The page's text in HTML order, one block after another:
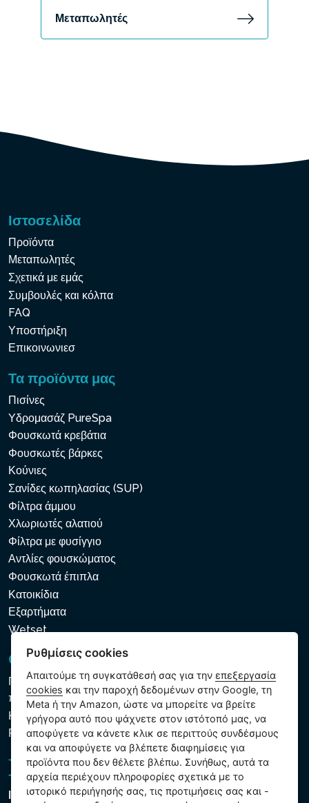
Μεταπωλητές
Ιστοσελίδα
Προϊόντα
Μεταπωλητές
Σχετικά με εμάς
Συμβουλές και κόλπα
FAQ
Υποστήριξη
Επικοινωνιεσ
Τα προϊόντα μας
Πισίνες
Υδρομασάζ PureSpa
Φουσκωτά κρεβάτια
Φουσκωτές βάρκες
Κούνιες
Σανίδες κωπηλασίας (SUP)
Φίλτρα άμμου
Χλωριωτές αλατιού
Φίλτρα με φυσίγγιο
Αντλίες φουσκώματος
Φουσκωτά έπιπλα
Κατοικίδια
Εξαρτήματα
Wetset
GDPR και Cookies
Πολιτική προστασίας προσωπικών και λοιπών δεδομένων
που υποβάλλονται σε επεξεργασία
Κανόνες χρήσης των αρχείων cookie
Ρυθμίσεις cookies
Intex Trading, s.r.o.
Ρυθμίσεις cookies
Απαιτούμε τη συγκατάθεσή σας για τηνεπεξεργασία
cookies και την παροχή δεδομένων στην Google, τη
Meta ή την Amazon, ώστε να μπορείτε να βρείτε
γρήγορα αυτό που ψάχνετε στον ιστότοπό μας, να
αποφύγετε να κάνετε κλικ σε περιττούς συνδέσμους
και να αποφύγετε να βλέπετε διαφημίσεις για
προϊόντα που δεν θέλετε βλέπω. Συνήθως, αυτά τα
αρχεία περιέχουν πληροφορίες σχετικά με το
ιστορικό περιήγησής σας, τις προτιμήσεις σας και -